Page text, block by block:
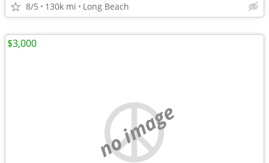
8/5 130k mi Long Beach
no image
$3,000